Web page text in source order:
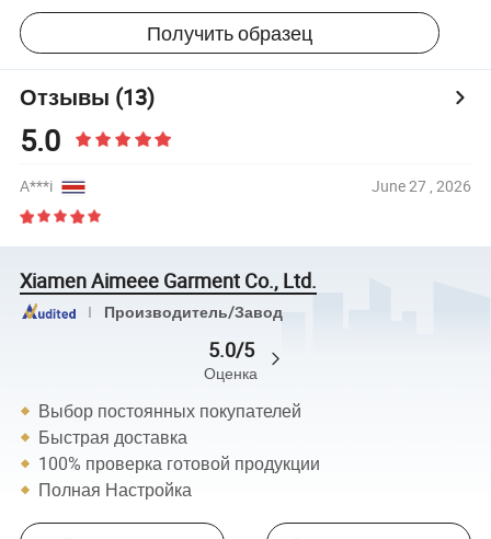
Получить образец
Отзывы (13)
5.0
A***i June 27 , 2026
Xiamen Aimeee Garment Co., Ltd.
Производитель/Завод
5.0/5
Оценка
Выбор постоянных покупателей
Быстрая доставка
100% проверка готовой продукции
Полная Настройка